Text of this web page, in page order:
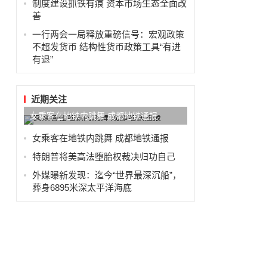
制度建设抓铁有痕 资本市场生态全面改
善
一行两会一局释放重磅信号：宏观政策
不超发货币 结构性货币政策工具“有进
有退”
近期关注
女乘客在地铁内跳舞 成都地铁通报
女乘客在地铁内跳舞 成都地铁通报
特朗普将美高法堕胎权裁决归功自己
外媒曝新发现：迄今“世界最深沉船”，
葬身6895米深太平洋海底